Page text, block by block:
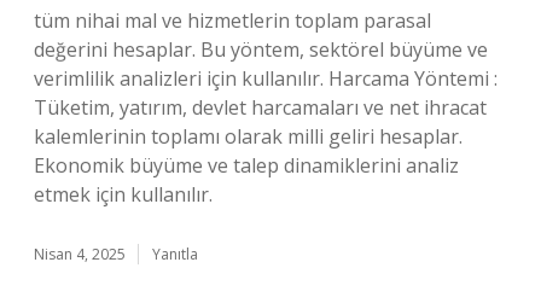
tüm nihai mal ve hizmetlerin toplam parasal
değerini hesaplar. Bu yöntem, sektörel büyüme ve
verimlilik analizleri için kullanılır. Harcama Yöntemi :
Tüketim, yatırım, devlet harcamaları ve net ihracat
kalemlerinin toplamı olarak milli geliri hesaplar.
Ekonomik büyüme ve talep dinamiklerini analiz
etmek için kullanılır.
Nisan 4, 2025 Yanıtla